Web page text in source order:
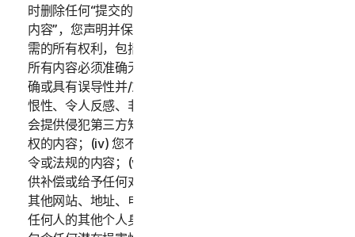
时删除任何“提交的内容”。通过向诺顿卫复客提供“提交的
内容”，您声明并保证您拥有或控制提供“提交的内容”所必
需的所有权利，包括知识产权权利。您同意：(i) 您提交的
所有内容必须准确无误；(ii) 您不会提供已知虚假、不准
确或具有误导性并/或可能合理视为诽谤性、诬蔑性、仇
恨性、令人反感、非法威胁或骚扰他人的内容；(iii) 您不
会提供侵犯第三方知识产权或其他所有权、公开权或隐私
权的内容；(iv) 您不会提供违反任何适用法律、条例、法
令或法规的内容；(v) 您不会提供任何第三方就其向您提
供补偿或给予任何对价的内容；(vi) 您不会提供任何包含
其他网站、地址、电子邮件地址、联系信息、电话号码或
任何人的其他个人身份信息的内容；以及 (vii) 您不会提供